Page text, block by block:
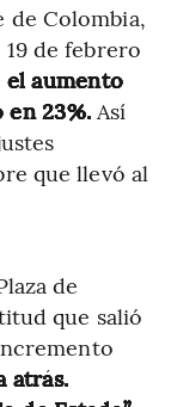
de Colombia,
de febrero
aumento
23%. Así
que llevó al
de
que salió
atrás.